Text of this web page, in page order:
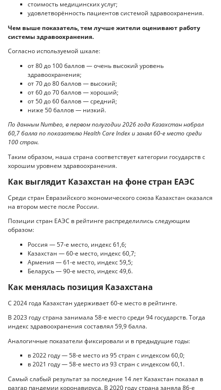
стоимость медицинских услуг;
удовлетворённость пациентов системой здравоохранения.
Чем выше показатель, тем лучше жители оценивают работу
системы здравоохранения.
Согласно используемой шкале:
от 80 до 100 баллов — очень высокий уровень
здравоохранения;
от 70 до 80 баллов — высокий;
от 60 до 70 баллов — хороший;
от 50 до 60 баллов — средний;
ниже 50 баллов — низкий.
По данным Numbeo, в первом полугодии 2026 года Казахстан набрал
60,7 балла по показателю Health Care Index и занял 60-е место среди
100 стран.
Таким образом, наша страна соответствует категории государств с
хорошим уровнем здравоохранения.
Как выглядит Казахстан на фоне стран ЕАЭС
Среди стран Евразийского экономического союза Казахстан оказался
на втором месте после России.
Позиции стран ЕАЭС в рейтинге распределились следующим
образом:
Россия — 57-е место, индекс 61,6;
Казахстан — 60-е место, индекс 60,7;
Армения — 61-е место, индекс 59,5;
Беларусь — 90-е место, индекс 49,6.
Как менялась позиция Казахстана
С 2024 года Казахстан удерживает 60-е место в рейтинге.
В 2023 году страна занимала 58-е место среди 94 государств. Тогда
индекс здравоохранения составлял 59,9 балла.
Аналогичные показатели фиксировали и в предыдущие годы:
в 2022 году — 58-е место из 95 стран с индексом 60,0;
в 2021 году — 58-е место из 93 стран с индексом 60,1.
Самый слабый результат за последние 14 лет Казахстан показал в
разгар пандемии коронавируса. В 2020 году страна заняла 86-е